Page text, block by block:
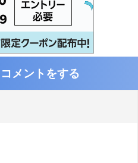
メントをする